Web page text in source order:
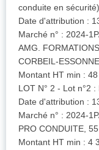
conduite en sécurité)
Date d'attribution :
Marché n° : 2024-
AMG.
CORBEIL-
Montant HT min :
LOT N° 2 - Lot n°2 :
Date d'attribution :
Marché n° : 2024-
PRO CONDUITE,
Montant HT min : 4